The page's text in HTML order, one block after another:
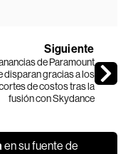
Siguiente
de Paramount
disparan gracias a los
de costos tras la
fusión con Skydance
en su fuente de